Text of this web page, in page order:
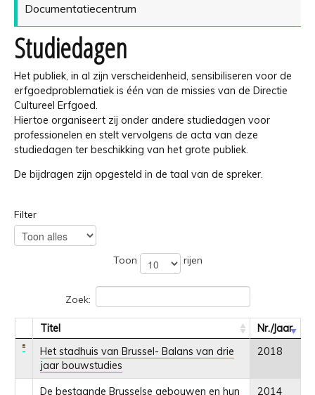
Documentatiecentrum
Studiedagen
Het publiek, in al zijn verscheidenheid, sensibiliseren voor de
erfgoedproblematiek is één van de missies van de Directie
Cultureel Erfgoed.
Hiertoe organiseert zij onder andere studiedagen voor
professionelen en stelt vervolgens de acta van deze
studiedagen ter beschikking van het grote publiek.
De bijdragen zijn opgesteld in de taal van de spreker.
Filter
Toon rijen
Zoek:
Titel
Nr./Jaar
Het stadhuis van Brussel- Balans van drie
jaar bouwstudies
2018
De bestaande Brusselse gebouwen en hun
2014